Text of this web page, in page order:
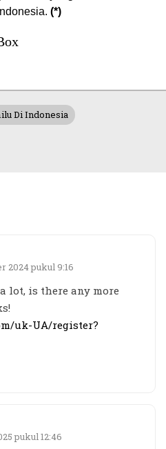
(*)
Di Indonesia
2024 pukul 9:16
lot, is there any more
uk-UA/register?
pukul 12:46